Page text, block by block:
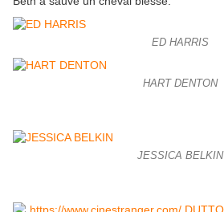
ED HARRIS
HART DENTON
JESSICA BELKIN